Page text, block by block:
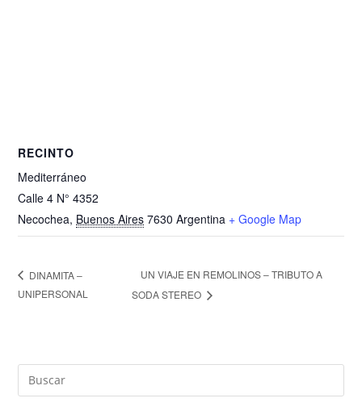
RECINTO
Mediterráneo
Calle 4 N° 4352
Necochea, Buenos Aires 7630 Argentina + Google Map
DINAMITA –
UNIPERSONAL
UN VIAJE EN REMOLINOS – TRIBUTO A
SODA STEREO